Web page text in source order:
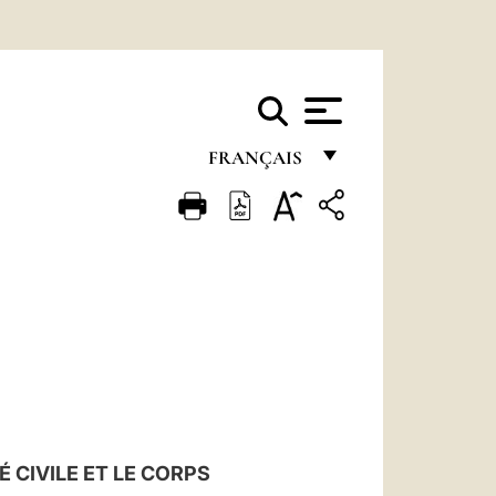
FRANÇAIS
FRANÇAIS
CIVILE ET LE CORPS